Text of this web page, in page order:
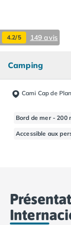
Camping
Camping
Camping
Camping
Camping
Camping
Camping Bidart
Camping
Camping Caen
Camping
4.2/5 149 avis
Camping
Cami Cap de
Bord de mer - 200
Accessible aux